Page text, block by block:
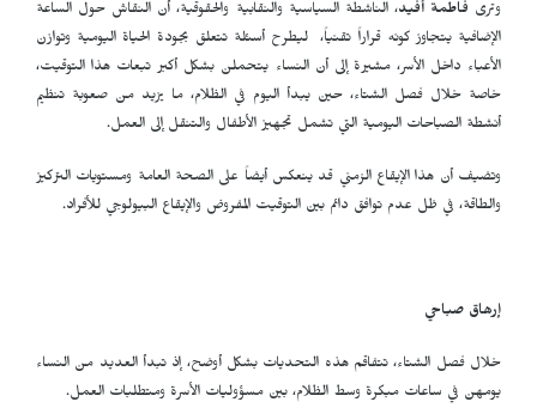
وترى فاطمة أفيد، الناشطة السياسية والنقابية والحقوقية، أن النقاش حول الساعة
الإضافية يتجاوز كونه قراراً تقنياً، ليطرح أسئلة تتعلق بجودة الحياة اليومية وتوازن
الأعباء داخل الأسر، مشيرة إلى أن النساء يتحملن بشكل أكبر تبعات هذا التوقيت،
خاصة خلال فصل الشتاء، حين يبدأ اليوم في الظلام، ما يزيد من صعوبة تنظيم
أنشطة الصباحات اليومية التي تشمل تجهيز الأطفال والتنقل إلى العمل.
وتضيف أن هذا الإيقاع الزمني قد ينعكس أيضاً على الصحة العامة ومستويات التركيز
والطاقة، في ظل عدم توافق دائم بين التوقيت المفروض والإيقاع البيولوجي للأفراد.
إرهاق صباحي
خلال فصل الشتاء، تتفاقم هذه التحديات بشكل أوضح، إذ تبدأ العديد من النساء
يومهن في ساعات مبكرة وسط الظلام، بين مسؤوليات الأسرة ومتطلبات العمل.